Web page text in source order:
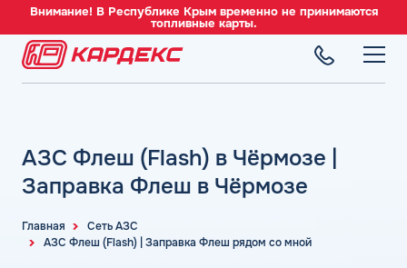
Внимание! В Республике Крым временно не принимаются
топливные карты.
Преимущества
Сравнение
Индивидуальный подход
Автомойки
СЕТЬ АЗС
Вся сеть АЗС
АЗС Газпромнефть
Автомобильное топливо
Бензин
СЕРВИСЫ
Главная
Сеть АЗС
АЗС Флеш (Flash) | Заправка Флеш рядом со мной
АЗС Флеш (Flash) в Чёрмозе |
Заправка Флеш в Чёрмозе